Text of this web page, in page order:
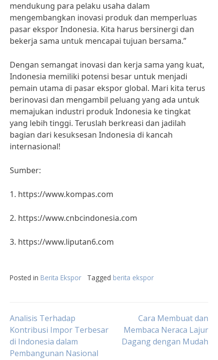
mendukung para pelaku usaha dalam
mengembangkan inovasi produk dan memperluas
pasar ekspor Indonesia. Kita harus bersinergi dan
bekerja sama untuk mencapai tujuan bersama.”
Dengan semangat inovasi dan kerja sama yang kuat,
Indonesia memiliki potensi besar untuk menjadi
pemain utama di pasar ekspor global. Mari kita terus
berinovasi dan mengambil peluang yang ada untuk
memajukan industri produk Indonesia ke tingkat
yang lebih tinggi. Teruslah berkreasi dan jadilah
bagian dari kesuksesan Indonesia di kancah
internasional!
Sumber:
1. https://www.kompas.com
2. https://www.cnbcindonesia.com
3. https://www.liputan6.com
Posted in Berita Ekspor Tagged berita ekspor
Post
navigation
Analisis Terhadap
Kontribusi Impor Terbesar
di Indonesia dalam
Pembangunan Nasional
Cara Membuat dan
Membaca Neraca Lajur
Dagang dengan Mudah